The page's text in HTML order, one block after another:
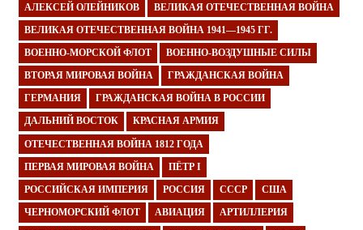
АЛЕКСЕЙ ОЛЕЙНИКОВ ВЕЛИКАЯ ОТЕЧЕСТВЕННАЯ ВОЙНА
ВЕЛИКАЯ ОТЕЧЕСТВЕННАЯ ВОЙНА 1941—1945 ГГ.
ВОЕННО-МОРСКОЙ ФЛОТ ВОЕННО-ВОЗДУШНЫЕ СИЛЫ
ВТОРАЯ МИРОВАЯ ВОЙНА ГРАЖДАНСКАЯ ВОЙНА
ГЕРМАНИЯ ГРАЖДАНСКАЯ ВОЙНА В РОССИИ
ДАЛЬНИЙ ВОСТОК КРАСНАЯ АРМИЯ
ОТЕЧЕСТВЕННАЯ ВОЙНА 1812 ГОДА
ПЕРВАЯ МИРОВАЯ ВОЙНА ПЁТР I
РОССИЙСКАЯ ИМПЕРИЯ РОССИЯ СССР США
ЧЕРНОМОРСКИЙ ФЛОТ АВИАЦИЯ АРТИЛЛЕРИЯ